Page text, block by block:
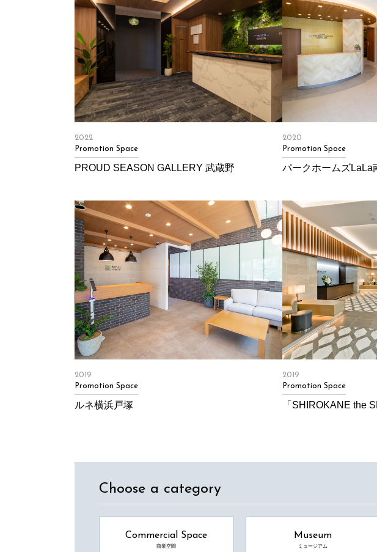
2022
Promotion Space
PROUD SEASON GALLERY 武蔵野
2020
Promotion Space
パークホームズLaLa
2019
Promotion Space
ルネ横浜戸塚
2019
Promotion Space
「SHIROKANE the
Choose a category
Commercial Space
商業空間
Museum
ミュージアム